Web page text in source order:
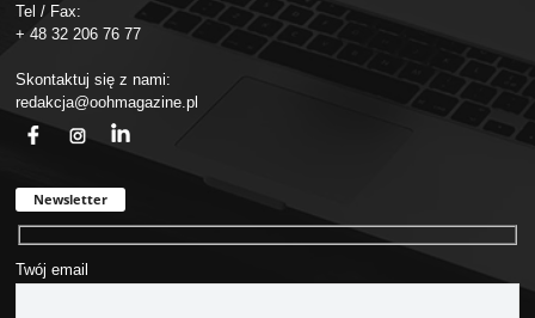
Tel / Fax:
+ 48 32 206 76 77
Skontaktuj się z nami:
redakcja@oohmagazine.pl
Newsletter
Twój email